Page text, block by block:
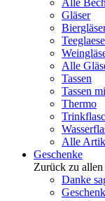
Alle
Gläser
Alle
Tassen
Tassen
Thermo
Alle
Geschenke
Zurück zu
Danke